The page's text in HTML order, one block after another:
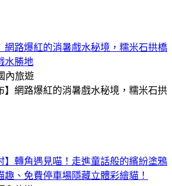
網路爆紅的消暑戲水秘境，糯米石拱橋
水勝地
內旅遊
】轉角遇見喵！走進童話般的繽紛塗鴉
、免費停車場隱藏立體彩繪貓！